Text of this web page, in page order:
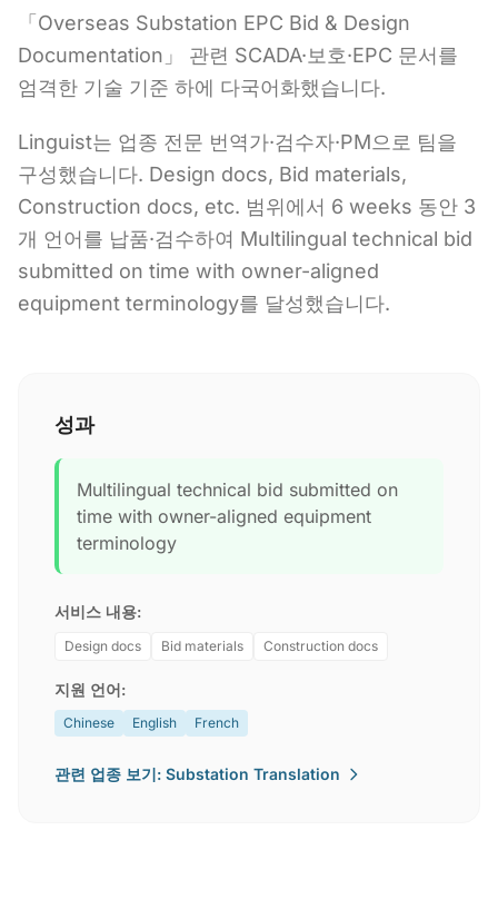
「Overseas Substation EPC Bid & Design
Documentation」 관련 SCADA·보호·EPC 문서를
엄격한 기술 기준 하에 다국어화했습니다.
Linguist는 업종 전문 번역가·검수자·PM으로 팀을
구성했습니다. Design docs, Bid materials,
Construction docs, etc. 범위에서 6 weeks 동안 3
개 언어를 납품·검수하여 Multilingual technical bid
submitted on time with owner-aligned
equipment terminology를 달성했습니다.
성과
Multilingual technical bid submitted on
time with owner-aligned equipment
terminology
서비스 내용:
Design docs Bid materials Construction docs
지원 언어:
Chinese English French
관련 업종 보기: Substation Translation